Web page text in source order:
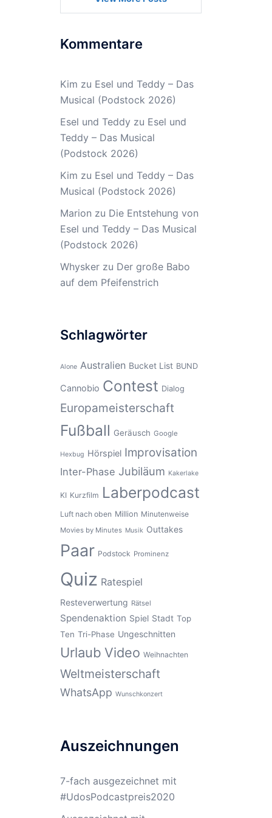
Kommentare
Kim zu Esel und Teddy – Das
Musical (Podstock 2026)
Esel und Teddy zu Esel und
Teddy – Das Musical
(Podstock 2026)
Kim zu Esel und Teddy – Das
Musical (Podstock 2026)
Marion zu Die Entstehung von
Esel und Teddy – Das Musical
(Podstock 2026)
Whyskerzu Der große Babo
auf dem Pfeifenstrich
Schlagwörter
Alone Australien Bucket List BUND
Cannobio Contest Dialog
Europameisterschaft
Fußball Geräusch Google
Hexbug Hörspiel Improvisation
Inter-Phase Jubiläum Kakerlake
KI Kurzfilm Laberpodcast
Luft nach oben Million Minutenweise
Movies by Minutes Musik Outtakes
Paar Podstock Prominenz
Quiz Ratespiel
Resteverwertung Rätsel
Spendenaktion Spiel Stadt Top
Ten Tri-Phase Ungeschnitten
Urlaub Video Weihnachten
Weltmeisterschaft
WhatsApp Wunschkonzert
Auszeichnungen
7-fach ausgezeichnet mit
#UdosPodcastpreis2020